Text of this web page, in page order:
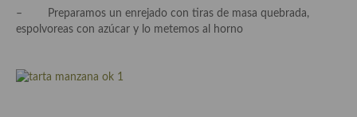
Cocina Canaria
– Preparamos un enrejado con tiras de masa quebrada,
espolvoreas con azúcar y lo metemos al horno